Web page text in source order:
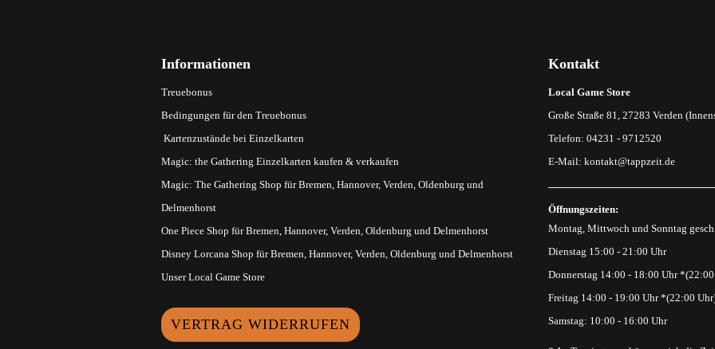
Informationen
Treuebonus
Bedingungen für den Treuebonus
Kartenzustände bei Einzelkarten
Magic: the Gathering Einzelkarten kaufen & verkaufen
Magic: The Gathering Shop für Bremen, Hannover, Verden, Oldenburg und
Delmenhorst
One Piece Shop für Bremen, Hannover, Verden, Oldenburg und Delmenhorst
Disney Lorcana Shop für Bremen, Hannover, Verden, Oldenburg und Delmenhorst
Unser Local Game Store
Kontakt
Local Game Store
Große Straße 81, 27283 Verden
Telefon: 04231 - 9712520
E-Mail: kontakt@tappzeit.de
Öffnungszeiten:
Montag, Mittwoch und Sonntag
Dienstag 15:00 - 21:00 Uhr
Donnerstag 14:00 - 18:00 Uhr
Freitag 14:00 - 19:00 Uhr *(22:00
Samstag: 10:00 - 16:00 Uhr
VERTRAG WIDERRUFEN